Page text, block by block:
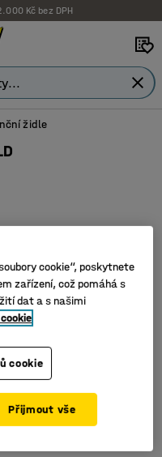
Kč bez DPH
židle
cookie“, poskytnete
zařízení, což pomáhá s
dat a s našimi
cookie
Přijmout vše